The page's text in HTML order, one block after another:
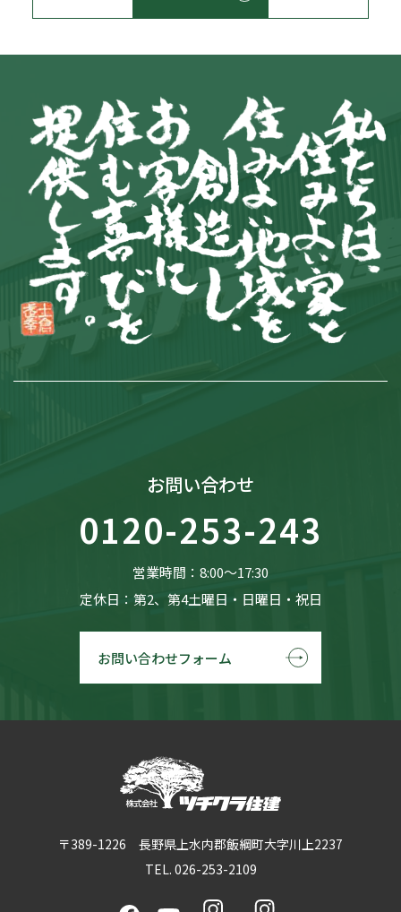
お問い合わせ
0120-253-243
営業時間：8:00〜17:30
定休日：第2、第4土曜日・日曜日・祝日
お問い合わせフォーム
〒389-1226 長野県上水内郡飯綱町大字川上2237
TEL. 026-253-2109